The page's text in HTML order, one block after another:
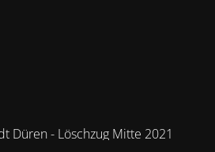
Düren - Löschzug Mitte 2021